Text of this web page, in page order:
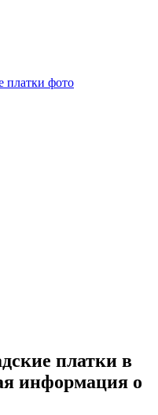
платки в
информация о